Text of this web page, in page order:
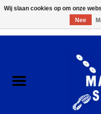
ACCESSOIRES/HARDWARE
Wij slaan cookies op om onze
Nee